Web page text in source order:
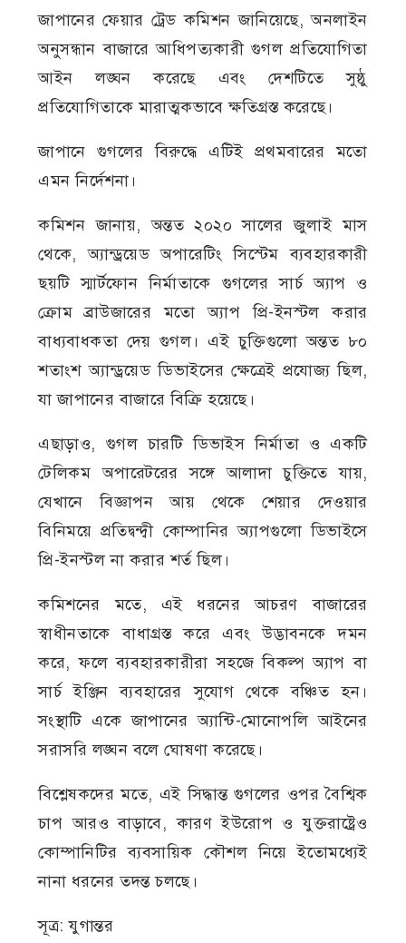
জাপানের ফেয়ার ট্রেড কমিশন জানিয়েছে, অনলাইন
অনুসন্ধান বাজারে আধিপত্যকারী গুগল প্রতিযোগিতা
আইন লঙ্ঘন করেছে এবং দেশটিতে সুষ্ঠু
প্রতিযোগিতাকে মারাত্মকভাবে ক্ষতিগ্রস্ত করেছে।
জাপানে গুগলের বিরুদ্ধে এটিই প্রথমবারের মতো
এমন নির্দেশনা।
কমিশন জানায়, অন্তত ২০২০ সালের জুলাই মাস
থেকে, অ্যান্ড্রয়েড অপারেটিং সিস্টেম ব্যবহারকারী
ছয়টি স্মার্টফোন নির্মাতাকে গুগলের সার্চ অ্যাপ ও
ক্রোম ব্রাউজারের মতো অ্যাপ প্রি-ইনস্টল করার
বাধ্যবাধকতা দেয় গুগল। এই চুক্তিগুলো অন্তত ৮০
শতাংশ অ্যান্ড্রয়েড ডিভাইসের ক্ষেত্রেই প্রযোজ্য ছিল,
যা জাপানের বাজারে বিক্রি হয়েছে।
এছাড়াও, গুগল চারটি ডিভাইস নির্মাতা ও একটি
টেলিকম অপারেটরের সঙ্গে আলাদা চুক্তিতে যায়,
যেখানে বিজ্ঞাপন আয় থেকে শেয়ার দেওয়ার
বিনিময়ে প্রতিদ্বন্দ্বী কোম্পানির অ্যাপগুলো ডিভাইসে
প্রি-ইনস্টল না করার শর্ত ছিল।
কমিশনের মতে, এই ধরনের আচরণ বাজারের
স্বাধীনতাকে বাধাগ্রস্ত করে এবং উদ্ভাবনকে দমন
করে, ফলে ব্যবহারকারীরা সহজে বিকল্প অ্যাপ বা
সার্চ ইঞ্জিন ব্যবহারের সুযোগ থেকে বঞ্চিত হন।
সংস্থাটি একে জাপানের অ্যান্টি-মোনোপলি আইনের
সরাসরি লঙ্ঘন বলে ঘোষণা করেছে।
বিশ্লেষকদের মতে, এই সিদ্ধান্ত গুগলের ওপর বৈশ্বিক
চাপ আরও বাড়াবে, কারণ ইউরোপ ও যুক্তরাষ্ট্রেও
কোম্পানিটির ব্যবসায়িক কৌশল নিয়ে ইতোমধ্যেই
নানা ধরনের তদন্ত চলছে।
সূত্র: যুগান্তর